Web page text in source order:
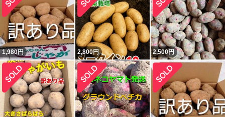
1,980円 2,800円 2,500円